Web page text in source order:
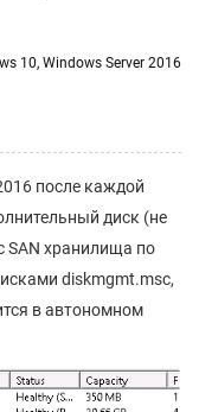
10, Windows Server 2016
после каждой
диск (не
SAN хранилища по
diskmgmt.msc,
в автономном